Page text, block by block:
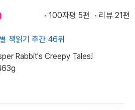
100자평 5편 리뷰 21편
별 책읽기 주간 46위
Rabbit's Creepy Tales!